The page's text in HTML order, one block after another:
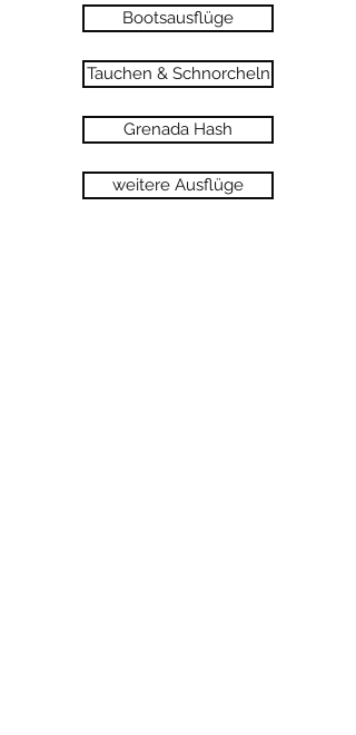
Bootsausflüge
Tauchen & Schnorcheln
Grenada Hash
weitere Ausflüge